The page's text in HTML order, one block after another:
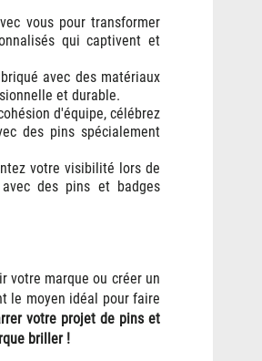
vous pour transformer
qui captivent et
avec des matériaux
et durable.
d'équipe, célébrez
des pins spécialement
votre visibilité lors de
avec des pins et badges
votre marque ou créer un
le moyen idéal pour faire
votre projet de pins et
briller !